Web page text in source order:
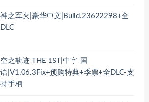
神之军火|豪华中文|Build.23622298+全
DLC
空之轨迹 THE 1ST|中字-国
语|V1.06.3Fix+预购特典+季票+全DLC-支
持手柄